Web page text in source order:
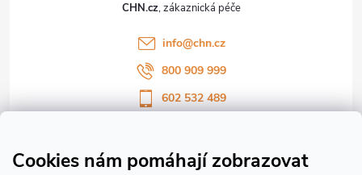
Cookies nám pomáhají zobrazovat
CHN.cz
info@chn.cz
800 909 999
602 532 489
Sledujte náš vlog CHN_CZ